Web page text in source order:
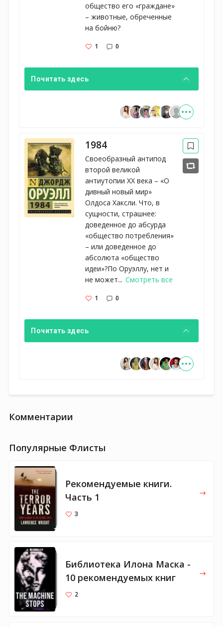
общество его «граждане»
– животные, обреченные
на бойню?
1 0
Почитать здесь
1984
Своеобразный антипод
второй великой
антиутопии XX века – «О
дивный новый мир»
Олдоса Хаксли. Что, в
сущности, страшнее:
доведенное до абсурда
«общество потребления»
– или доведенное до
абсолюта «общество
идеи»?По Оруэллу, нет и
не может... Смотреть все
1 0
Почитать здесь
Комментарии
Популярные Флисты
Рекомендуемые книги.
Часть 1
3
Библиотека Илона Маска -
10 рекомендуемых книг
2